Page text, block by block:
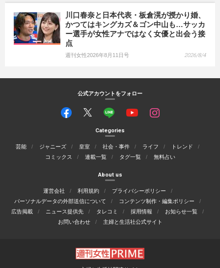
川口春奈と日本代表・板倉滉が授かり婚、
かつてはキングカズ＆ゴン中山も…サッカ
ー選手が女性アナではなく女優と出会う接
点
週刊女性2026年8月11日号 2026/8/4
公式アカウントをフォロー
Categories
芸能 ジャニーズ 皇室 社会・事件 ライフ
トレンド
コミックス
連載一覧 タグ一覧 無料占い
About us
運営会社 利用規約
プライバシーポリシー
パーソナルデータの外部送信について
コンテンツ制作・編集ポリシー
広告掲載
ニュース提供先 タレコミ 採用情報
お知らせ一覧
お問い合わせ
主婦と生活社公式サイト